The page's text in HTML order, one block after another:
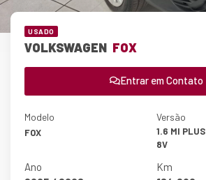
USADO
VOLKSWAGEN FOX
Entrar em Contato
Modelo
FOX
Versão
1.6 MI PLUS
8V
Ano
Km